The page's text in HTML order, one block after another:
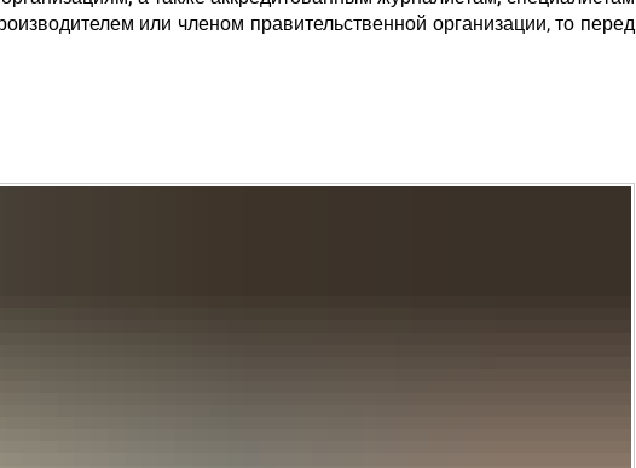
или членом правительственной организации, то перед